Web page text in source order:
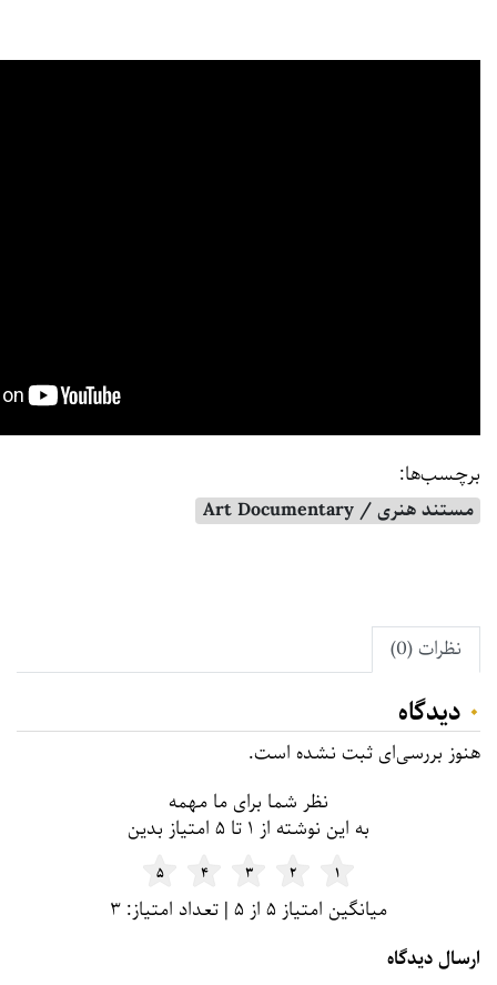
برچسب‌ها:
مستند هنری / Art Documentary
نظرات (0)
۰ دیدگاه
هنوز بررسی‌ای ثبت نشده است.
نظر شما برای ما مهمه
به این نوشته از ۱ تا ۵ امتیاز بدین
۵ ۴ ۳ ۲ ۱
میانگین امتیاز ۵ از ۵ | تعداد امتیاز: ۳
ارسال دیدگاه